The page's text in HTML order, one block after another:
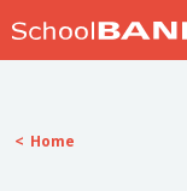
Home